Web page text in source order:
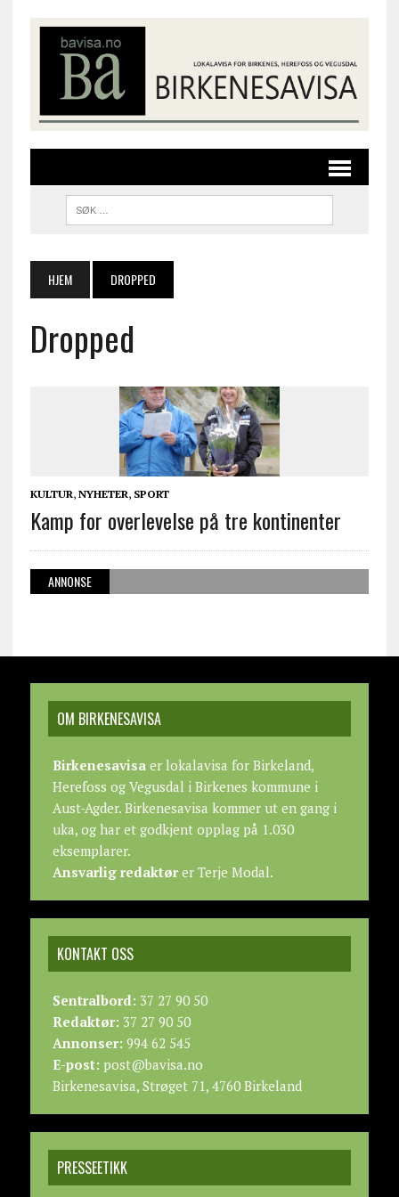
HJEM DROPPED
Dropped
KULTUR, NYHETER, SPORT
Kamp for overlevelse på tre kontinenter
ANNONSE
OM BIRKENESAVISA
Birkenesavisaer lokalavisa for Birkeland,
Herefoss og Vegusdal i Birkenes kommune i
Aust-Agder. Birkenesavisa kommer ut en gang i
uka, og har et godkjent opplag på 1.030
eksemplarer.
Ansvarlig redaktører Terje Modal.
KONTAKT OSS
Sentralbord:37 27 90 50
Redaktør:37 27 90 50
Annonser:994 62 545
E-post:post@bavisa.no
Birkenesavisa, Strøget 71, 4760 Birkeland
PRESSEETIKK